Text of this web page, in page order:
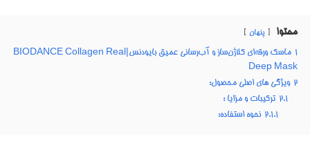
محتوا پنهان
1
ماسک ورقه‌ای کلاژن‌ساز و آب‌رسانی عمیق بایودنس|BIODANCE Collagen Real
Deep Mask
2 ویژگی های اصلی محصول:
2.1 ترکیبات و مزایا :
2.1.1 نحوه استفاده: